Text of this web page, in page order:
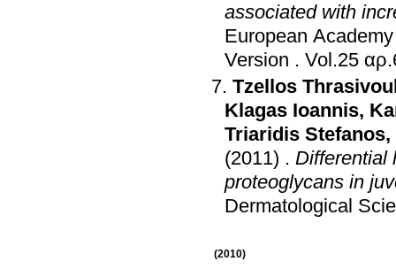
associated with
European
Version .
Tzellos
Klagas Ioannis,
Triaridis Stefanos,
(2011) . Differential
proteoglycans in
Dermatological
(2010)